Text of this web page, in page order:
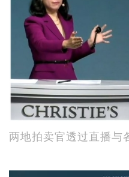
两地拍卖官透过直播与